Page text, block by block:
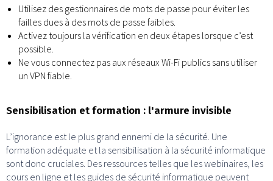
Utilisez des gestionnaires de mots de passe pour éviter les
failles dues à des mots de passe faibles.
Activez toujours la vérification en deux étapes lorsque c’est
possible.
Ne vous connectez pas aux réseaux Wi-Fi publics sans utiliser
un VPN fiable.
Sensibilisation et formation : l'armure invisible
L’ignorance est le plus grand ennemi de la sécurité. Une
formation adéquate et la sensibilisation à la sécurité informatique
sont donc cruciales. Des ressources telles que les webinaires, les
cours en ligne et les guides de sécurité informatique peuvent